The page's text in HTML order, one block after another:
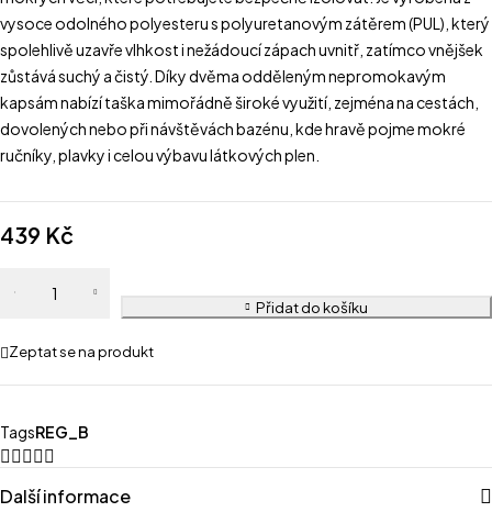
vysoce odolného polyesteru s polyuretanovým zátěrem (PUL), který
spolehlivě uzavře vlhkost i nežádoucí zápach uvnitř, zatímco vnějšek
zůstává suchý a čistý. Díky dvěma odděleným nepromokavým
kapsám nabízí taška mimořádně široké využití, zejména na cestách,
dovolených nebo při návštěvách bazénu, kde hravě pojme mokré
ručníky, plavky i celou výbavu látkových plen.
439 Kč
Přidat do košíku
Zeptat se na produkt
TagsREG_B
Další informace